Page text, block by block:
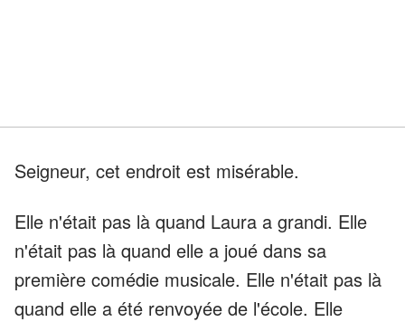
Seigneur, cet endroit est misérable.
Elle n'était pas là quand Laura a grandi. Elle
n'était pas là quand elle a joué dans sa
première comédie musicale. Elle n'était pas là
quand elle a été renvoyée de l'école. Elle